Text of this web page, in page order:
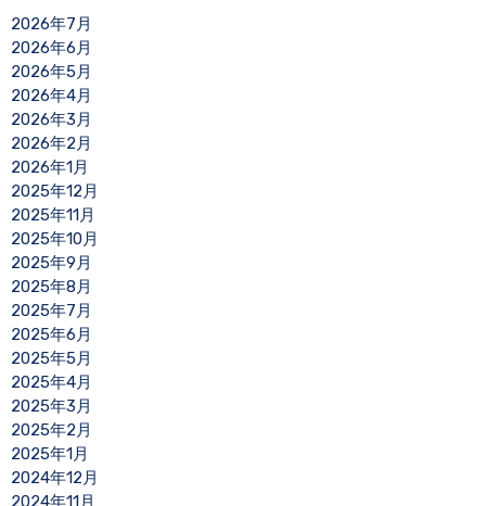
2026年7月
2026年6月
2026年5月
2026年4月
2026年3月
2026年2月
2026年1月
2025年12月
2025年11月
2025年10月
2025年9月
2025年8月
2025年7月
2025年6月
2025年5月
2025年4月
2025年3月
2025年2月
2025年1月
2024年12月